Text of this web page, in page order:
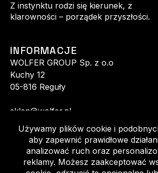
Z instynktu rodzi się kierunek, z
klarowności – porządek przyszłości.
INFORMACJE
WOLFER GROUP Sp. z o.o
Kuchy 12
05-816 Reguły
sklep@wolfer.pl
+48 513 520 140
+48 602 152 770
Regulamin